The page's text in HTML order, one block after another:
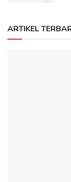
ARTIKEL